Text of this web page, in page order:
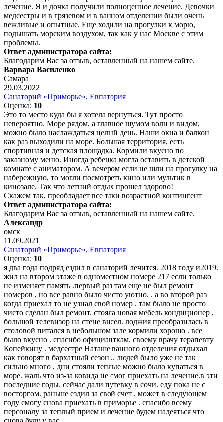
лечение. Я и дочка получили полноценное лечение. Девочки
медсестры и в грязевом и в ванном отделении были очень
вежливые и опытные. Еще ходили на прогулки к морю,
подышать морским воздухом, так как у нас Москве с этим
проблемы.
Ответ администратора сайта:
Благодарим Вас за отзыв, оставленный на нашем сайте.
Варвара Василенко
Самара
29.03.2022
Санаторий «Приморье», Евпатория
Оценка: 10
Это то место куда бы я хотела вернуться. Тут просто
невероятно. Море рядом, а главное шумом волн и видом,
можно было наслаждаться целый день. Наши окна и балкон
как раз выходили на море. Большая территория, есть
спортивная и детская площадка. Кормили вкусно по
заказному меню. Иногда ребенка могла оставить в детской
комнате с аниматором. А вечером если не шли на прогулку на
набережную, то могли посмотреть кино или мультик в
кинозале. Так что летний отдых прошел здорово!
Скажем так, преобладает все таки возрастной контингент
Ответ администратора сайта:
Благодарим Вас за отзыв, оставленный на нашем сайте.
Александр
омск
11.09.2021
Санаторий «Приморье», Евпатория
Оценка: 10
я два года подряд ездил в санаторий лечится. 2018 году и2019.
жил на втором этаже в одноместном номере 217 если только
не изменяет память .первый раз там еще не был ремонт
номеров , но все равно было чисто уютно. . а во второй раз
когда приехал то не узнал свой номер . там было не просто
чисто сделан был ремонт. стояла новая мебель кондиционер ,
большой телевизор на стене висел. лоджия преобразилась в
столовой питался в небольшом зале кормили хорошо . все
было вкусно . спасибо официанткам. своему врачу терапевту
Копейкину . медсестре Наташе ванного отделения отдыхал
как говорят в бархатный сезон .. людей было уже не так
сильно много , дни стояли теплые можно было купаться в
море. жаль что из-за ковида не смог приехать на лечение.в эти
последние годы. сейчас дали путевку в сочи. еду пока не с
восторгом. раньше ездил за свой счет . может в следующем
году смогу снова приехать в приморье . спасибо всему
персоналу за теплый прием и лечение будем надеяться что
снова буду у вас .